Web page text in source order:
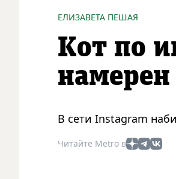
ЕЛИЗАВЕТА ПЕШАЯ
Кот по
В сети Instagram
Читайте Metro в